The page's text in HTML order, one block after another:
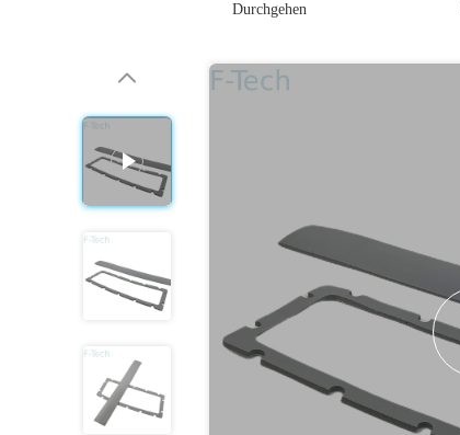
Durchgehen